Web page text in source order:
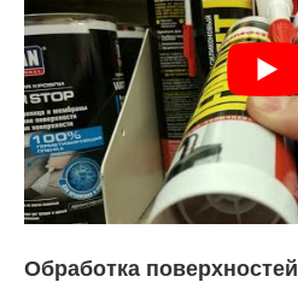
Обработка поверхностей